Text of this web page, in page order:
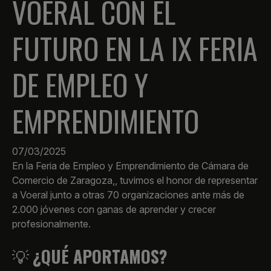
VOERAL CON EL
FUTURO EN LA IX FERIA
DE EMPLEO Y
EMPRENDIMIENTO
07/03/2025
En la Feria de Empleo y Emprendimiento de Cámara de
Comercio de Zaragoza,, tuvimos el honor de representar
a Voeral junto a otras 70 organizaciones ante más de
2.000 jóvenes con ganas de aprender y crecer
profesionalmente.
💡¿QUÉ APORTAMOS?